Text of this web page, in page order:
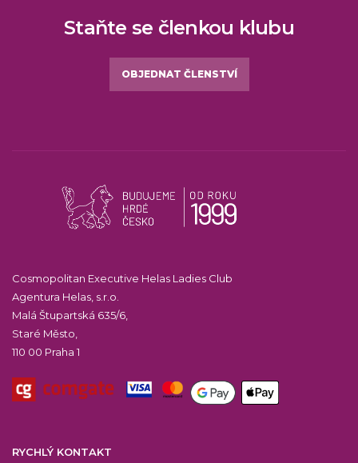
Staňte se členkou klubu
OBJEDNAT ČLENSTVÍ
Cosmopolitan Executive Helas Ladies Club
Agentura Helas, s.r.o.
Malá Štupartská 635/6,
Staré Město,
110 00 Praha 1
RYCHLÝ KONTAKT